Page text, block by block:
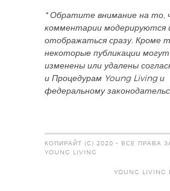
* Обратите внимание на то,
комментарии модерируются
отображаться сразу. Кроме
некоторые публикации
изменены или удалены
и Процедурам Young Living и
федеральному
КОПИРАЙТ (C) 2020 - ВСЕ ПРАВА
YOUNG LIVING
YOUNG LIVING